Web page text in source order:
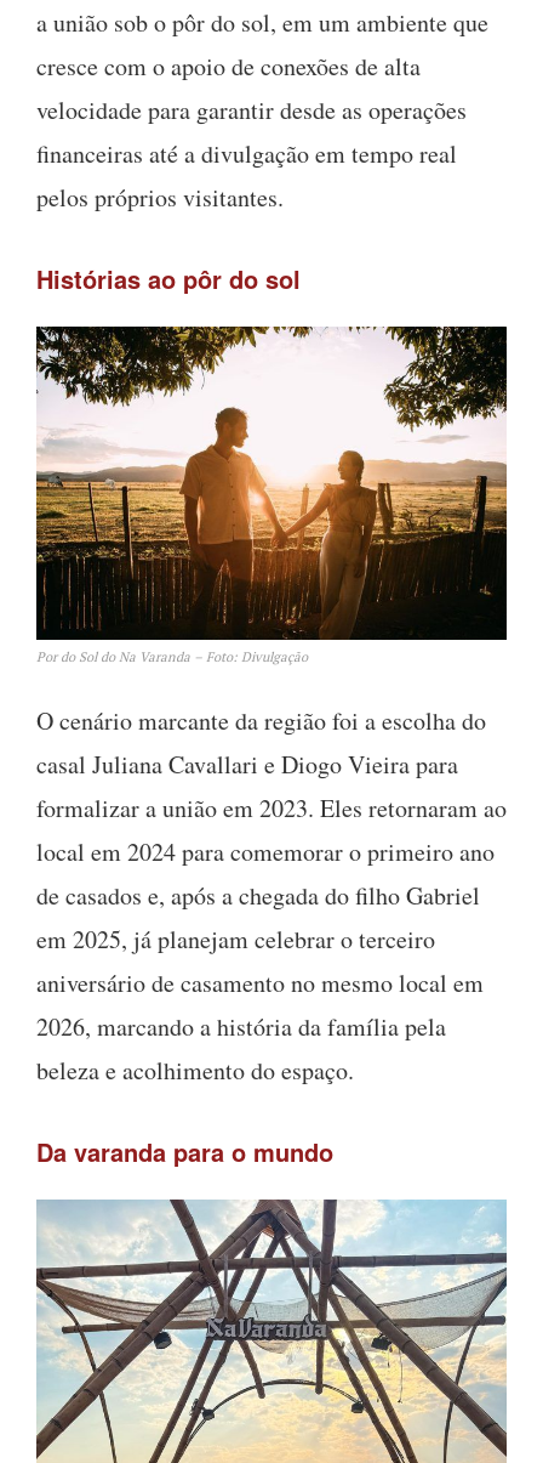
a união sob o pôr do sol, em um ambiente que
cresce com o apoio de conexões de alta
velocidade para garantir desde as operações
financeiras até a divulgação em tempo real
pelos próprios visitantes.
Histórias ao pôr do sol
Por do Sol do Na Varanda – Foto: Divulgação
O cenário marcante da região foi a escolha do
casal Juliana Cavallari e Diogo Vieira para
formalizar a união em 2023. Eles retornaram ao
local em 2024 para comemorar o primeiro ano
de casados e, após a chegada do filho Gabriel
em 2025, já planejam celebrar o terceiro
aniversário de casamento no mesmo local em
2026, marcando a história da família pela
beleza e acolhimento do espaço.
Da varanda para o mundo